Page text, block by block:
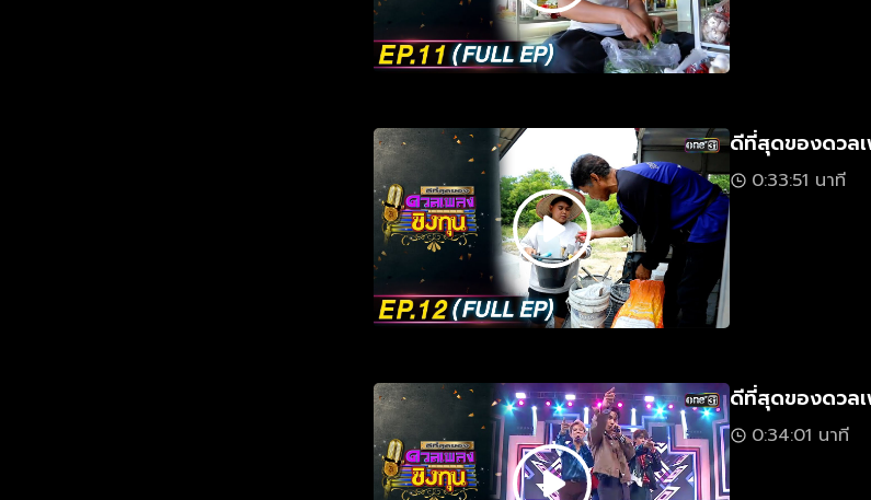
ดีที่สุดของดวลเ
0:33:51 นาที
ดีที่สุดของดวลเ
0:34:01 นาที